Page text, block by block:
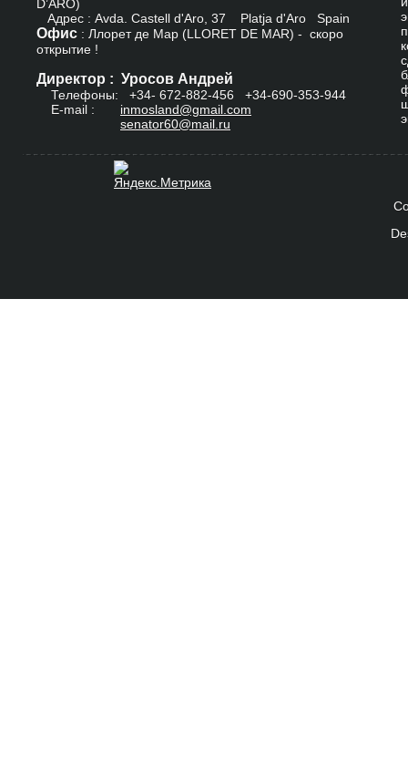
D’ARO)
Адрес : Avda. Castell d'Aro, 37 Platja d'Aro Spain
Офис : Ллорет де Мар (LLORET DE MAR) - скоро
открытие !
Директор : Уросов Андрей
Телефоны: +34- 672-882-456
+34-690-353-944
E-mail : inmosland@gmail.com
senator60@mail.ru